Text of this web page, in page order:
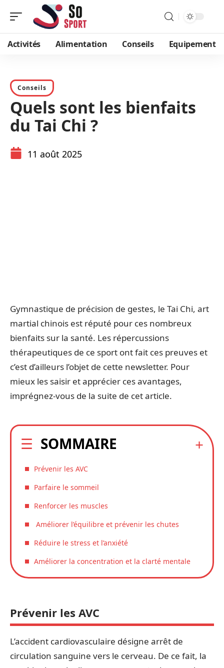
Activités Alimentation Conseils Equipement
Conseils
Quels sont les bienfaits
du Tai Chi ?
11 août 2025
Gymnastique de précision de gestes, le Tai Chi, art
martial chinois est réputé pour ces nombreux
bienfaits sur la santé. Les répercussions
thérapeutiques de ce sport ont fait ces preuves et
c’est d’ailleurs l’objet de cette newsletter. Pour
mieux les saisir et apprécier ces avantages,
imprégnez-vous de la suite de cet article.
SOMMAIRE
Prévenir les AVC
Parfaire le sommeil
Renforcer les muscles
Améliorer l’équilibre et prévenir les chutes
Réduire le stress et l’anxiété
Améliorer la concentration et la clarté mentale
Prévenir les AVC
L’accident cardiovasculaire désigne arrêt de
circulation sanguine vers le cerveau. De ce fait, la